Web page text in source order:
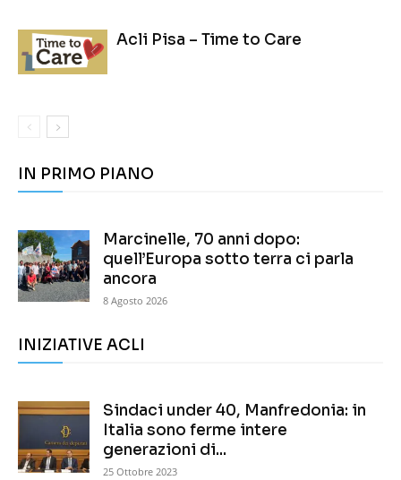
Acli Pisa – Time to Care
IN PRIMO PIANO
Marcinelle, 70 anni dopo:
quell’Europa sotto terra ci parla
ancora
8 Agosto 2026
INIZIATIVE ACLI
Sindaci under 40, Manfredonia: in
Italia sono ferme intere
generazioni di...
25 Ottobre 2023